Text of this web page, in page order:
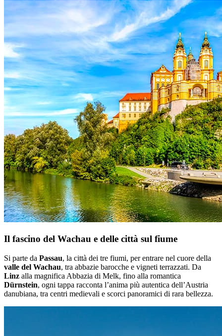
Il fascino del Wachau e delle città sul fiume
Si parte da Passau, la città dei tre fiumi, per entrare nel cuore della
valle del Wachau, tra abbazie barocche e vigneti terrazzati. Da
Linz alla magnifica Abbazia di Melk, fino alla romantica
Dürnstein, ogni tappa racconta l’anima più autentica dell’Austria
danubiana, tra centri medievali e scorci panoramici di rara bellezza.